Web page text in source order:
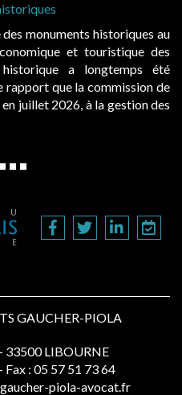
historiques au
et touristique des
a longtemps été
que la commission de
2026, à la gestion des
public,
GAUCHER-PIOLA
33500 LIBOURNE
- Fax : 05 57 51 73 64
piola-avocat.fr